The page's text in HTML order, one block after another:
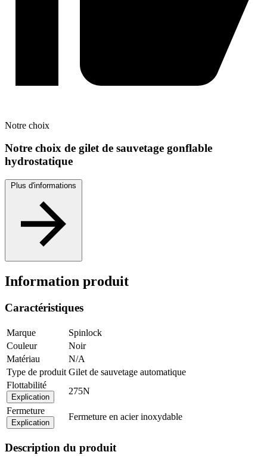
Notre choix
Notre choix de gilet de sauvetage gonflable
hydrostatique
Plus d'informations
Information produit
Caractéristiques
Marque
Spinlock
Couleur
Noir
Matériau
N/A
Type de produit Gilet de sauvetage automatique
Flottabilité
Explication
275N
Fermeture
Explication
Fermeture en acier inoxydable
Description du produit